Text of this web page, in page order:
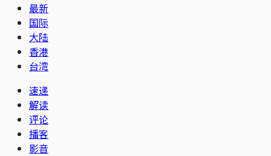
最新
国际
大陆
香港
台湾
速递
解读
评论
播客
影音